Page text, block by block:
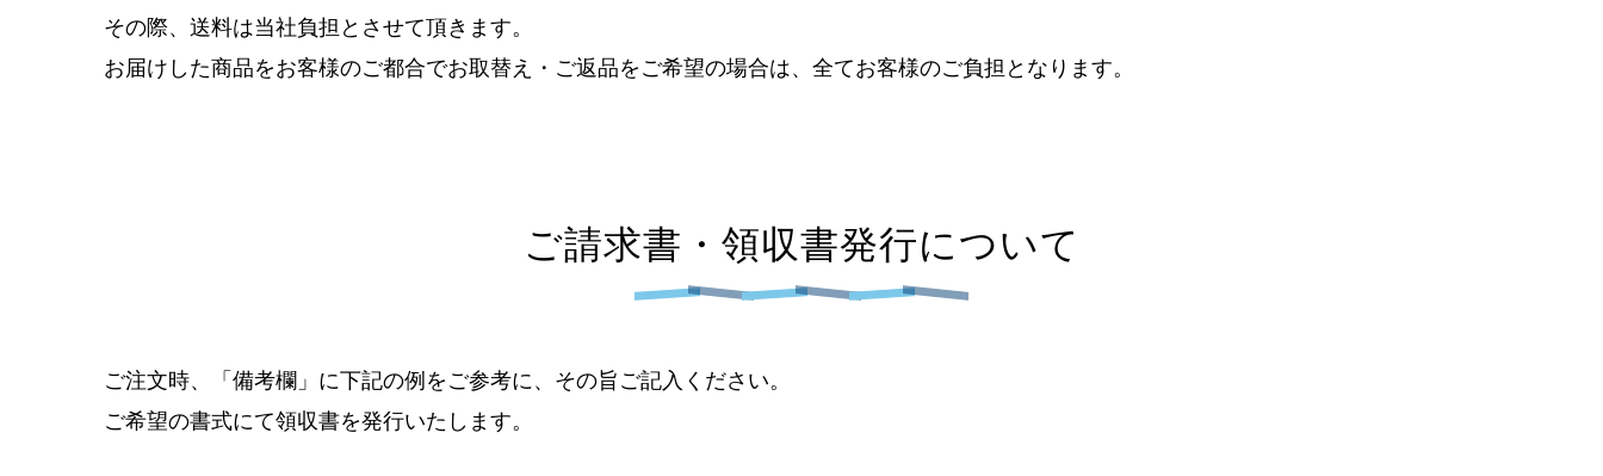
その際、送料は当社負担とさせて頂きます。
お届けした商品をお客様のご都合でお取替え・ご返品をご希望の場合は、全てお客様のご負担となります。
ご請求書・領収書発行について
ご注文時、「備考欄」に下記の例をご参考に、その旨ご記入ください。
ご希望の書式にて領収書を発行いたします。